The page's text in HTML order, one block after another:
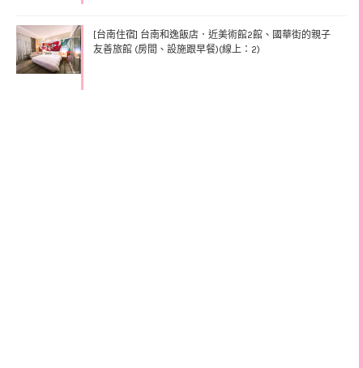
[台南住宿] 台南和逸飯店．近美術館2館、國華街的親子
友善旅館 (房間、設施跟早餐)(線上：2)